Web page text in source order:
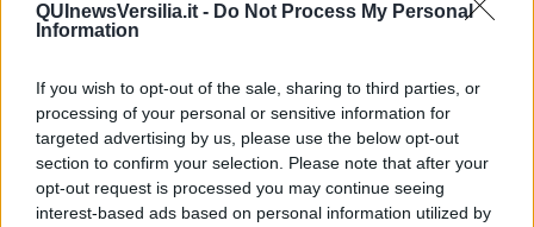
QUInewsVersilia.it - Do Not Process My Personal
Information
If you wish to opt-out of the sale, sharing to third parties, or
processing of your personal or sensitive information for
targeted advertising by us, please use the below opt-out
section to confirm your selection. Please note that after your
opt-out request is processed you may continue seeing
interest-based ads based on personal information utilized by
Se vuoi leggere le notizie principali della Toscana iscriviti alla
Newsletter QUInews - ToscanaMedia.Arriva gratis tutti i giorni
alle 20:00 direttamente nella tua casella di posta.
Basta cliccareQUI
Ti potrebbe interessare anche: